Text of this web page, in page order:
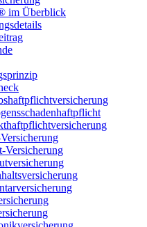
im Überblick
Versicherung